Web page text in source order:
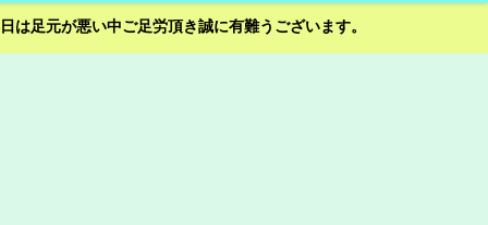
足元が悪い中ご足労頂き誠に有難うございます。